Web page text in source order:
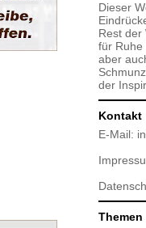
Dieser
Rest der
für Ruhe
aber
der
Kontakt
E-Mail:
Themen